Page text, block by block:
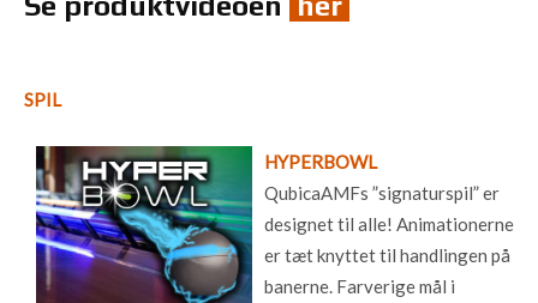
SPIL
HYPERBOWL
QubicaAMFs ”signaturspil” er
designet til alle! Animationerne
er tæt knyttet til handlingen på
banerne. Farverige mål i